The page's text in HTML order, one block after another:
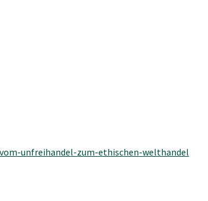
unfreihandel-zum-ethischen-welthandel